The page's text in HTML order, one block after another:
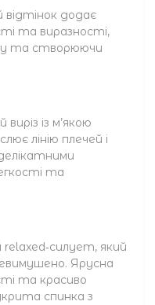
відтінок додає
та виразності,
та створюючи
із м’якою
лінію плечей і
та
relaxed‑силует, який
Ярусна
та красиво
спинка з